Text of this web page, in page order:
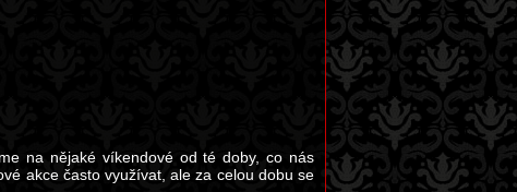
na nějaké víkendové od té doby, co nás
akce často využívat, ale za celou dobu se